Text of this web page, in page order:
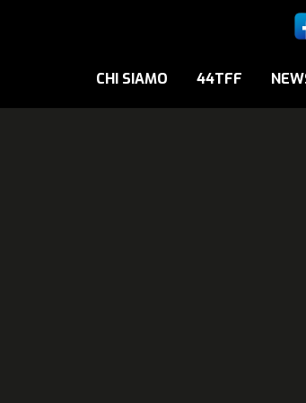
CHI SIAMO 44TFF